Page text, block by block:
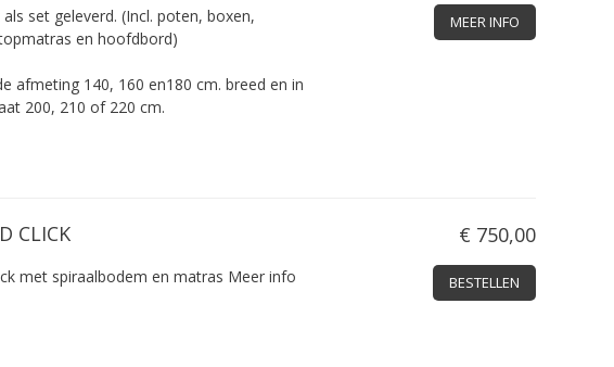
MEER INFO
als set geleverd. (Incl. poten, boxen,
en hoofdbord)
afmeting 140, 160 en180 cm. breed en in
200, 210 of 220 cm.
CLICK € 750,00
BESTELLEN
met spiraalbodem en matras Meer info